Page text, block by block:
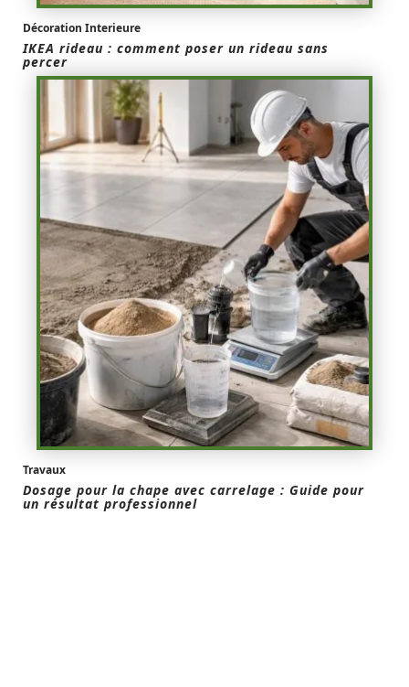
Décoration Interieure
IKEA rideau : comment poser un rideau sans
percer
Travaux
Dosage pour la chape avec carrelage : Guide pour
un résultat professionnel